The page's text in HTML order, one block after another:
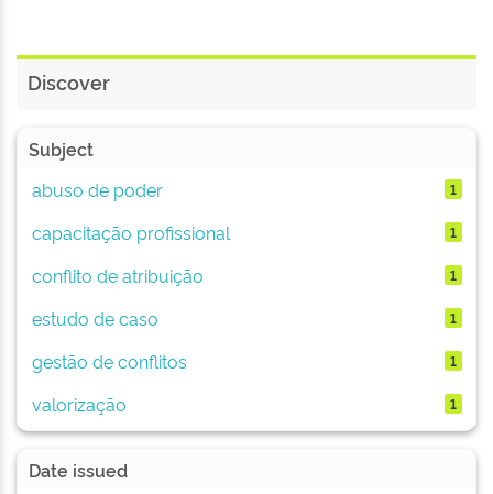
Discover
Subject
abuso de poder
1
capacitação profissional 1
conflito de atribuição 1
estudo de caso 1
gestão de conflitos 1
valorização 1
Date issued